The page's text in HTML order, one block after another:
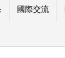
國際交流